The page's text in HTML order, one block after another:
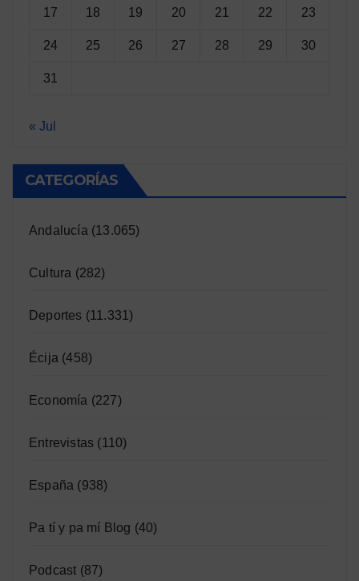
17 18 19 20 21 22 23
24 25 26 27 28 29 30
31
« Jul
CATEGORÍAS
Andalucía (13.065)
Cultura (282)
Deportes (11.331)
Écija (458)
Economía (227)
Entrevistas (110)
España (938)
Pa tí y pa mí Blog (40)
Podcast (87)